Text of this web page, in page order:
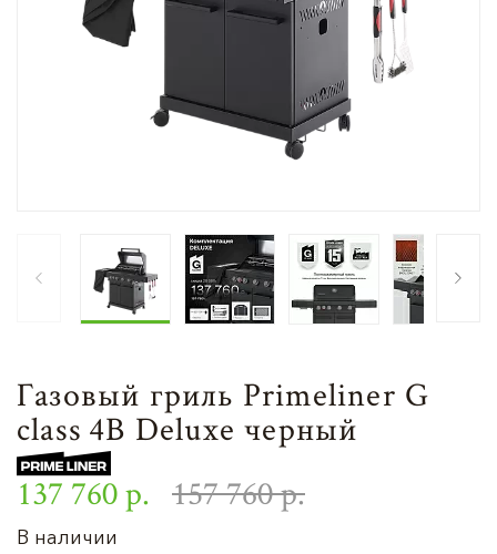
Газовый гриль Primeliner G
class 4B Deluxe черный
137 760 р. 157 760 р.
В наличии